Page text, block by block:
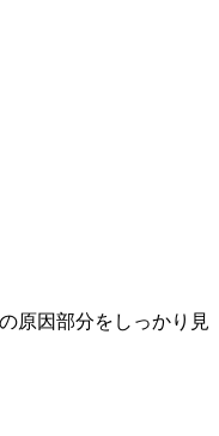
原因部分をしっかり見